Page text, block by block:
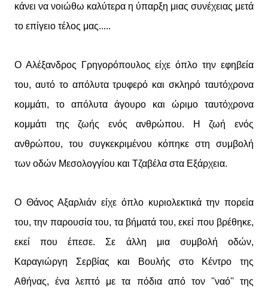
κάνει να νοιώθω καλύτερα η ύπαρξη μιας συνέχειας μετά
το επίγειο τέλος μας.....
Ο Αλέξανδρος Γρηγορόπουλος είχε όπλο την εφηβεία
του, αυτό το απόλυτα τρυφερό και σκληρό ταυτόχρονα
κομμάτι, το απόλυτα άγουρο και ώριμο ταυτόχρονα
κομμάτι της ζωής ενός ανθρώπου. Η ζωή ενός
ανθρώπου, του συγκεκριμένου κόπηκε στη συμβολή
των οδών Μεσολογγίου και Τζαβέλα στα Εξάρχεια.
Ο Θάνος Αξαρλιάν είχε όπλο κυριολεκτικά την πορεία
του, την παρουσία του, τα βήματά του, εκεί που βρέθηκε,
εκεί που έπεσε. Σε άλλη μια συμβολή οδών,
Καραγιώργη Σερβίας και Βουλής στο Κέντρο της
Αθήνας, ένα λεπτό με τα πόδια από τον ''ναό'' της